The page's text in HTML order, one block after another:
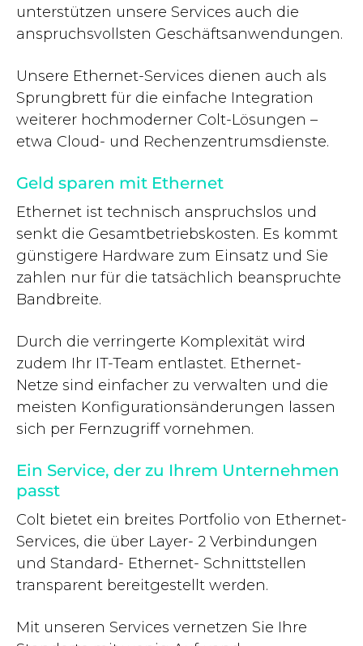
unterstützen unsere Services auch die
anspruchsvollsten Geschäftsanwendungen.
Unsere Ethernet-Services dienen auch als
Sprungbrett für die einfache Integration
weiterer hochmoderner Colt-Lösungen –
etwa Cloud- und Rechenzentrumsdienste.
Geld sparen mit Ethernet
Ethernet ist technisch anspruchslos und
senkt die Gesamtbetriebskosten. Es kommt
günstigere Hardware zum Einsatz und Sie
zahlen nur für die tatsächlich beanspruchte
Bandbreite.
Durch die verringerte Komplexität wird
zudem Ihr IT-Team entlastet. Ethernet-
Netze sind einfacher zu verwalten und die
meisten Konfigurationsänderungen lassen
sich per Fernzugriff vornehmen.
Ein Service, der zu Ihrem Unternehmen
passt
Colt bietet ein breites Portfolio von Ethernet-
Services, die über Layer- 2 Verbindungen
und Standard- Ethernet- Schnittstellen
transparent bereitgestellt werden.
Mit unseren Services vernetzen Sie Ihre